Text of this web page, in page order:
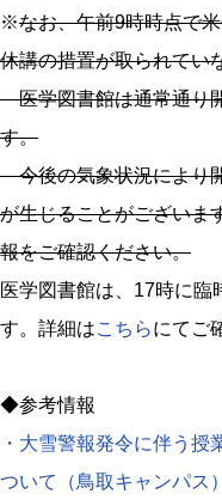
※なお、午前9時時点で
休講の措置が取られてい
医学図書館は通常通り
す。
今後の気象状況により
が生じることがございま
報をご確認ください。
医学図書館は、17時に臨
す。詳細はこちらにてご
◆参考情報
・大雪警報発令に伴う授
ついて（鳥取キャンパス